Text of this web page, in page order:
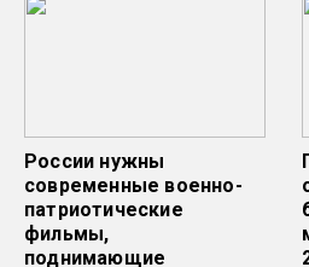
России нужны
современные военно-
патриотические
фильмы,
поднимающие